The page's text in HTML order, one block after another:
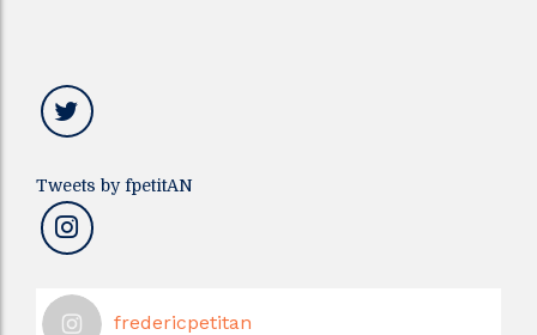
Tweets by fpetitAN
fredericpetitan